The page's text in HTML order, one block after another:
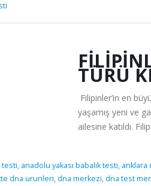
TÜRÜ
Filipinler’in en
yaşamış yeni ve
ailesine katıldı.
testi, anadolu yakası babalık testi, anklara
dna urunleri,dna merkezi,dna test